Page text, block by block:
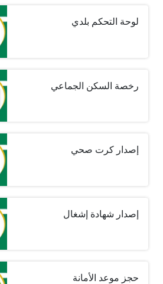
لوحة التحكم بلدي
رخصة السكن الجماعي
إصدار كرت صحي
إصدار شهادة إشغال
حجز موعد الأمانة